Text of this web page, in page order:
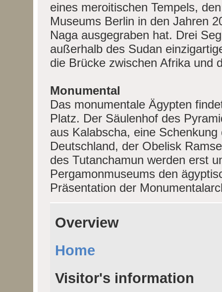
eines meroitischen Tempels,
Museums Berlin in den Jahren
Naga ausgegraben hat. Drei
außerhalb des Sudan
die Brücke zwischen Afrika und
Monumental
Das monumentale Ägypten
Platz. Der Säulenhof des
aus Kalabscha, eine
Deutschland, der Obelisk
des Tutanchamun werden erst
Pergamonmuseums den
Präsentation der
Overview
Home
Visitor's information